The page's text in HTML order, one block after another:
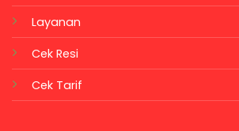
Layanan
Cek Resi
Cek Tarif